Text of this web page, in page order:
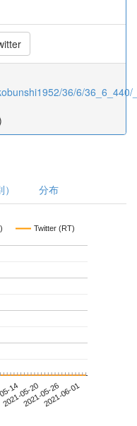
36/6/36_6_440/
分布
Twitter (RT)
14
2021-05-202021-05-262021-06-01